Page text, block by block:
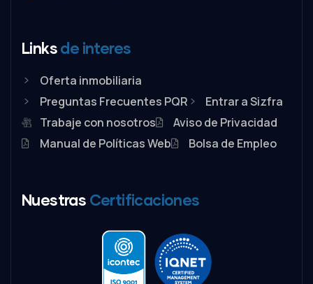
Linksde interes
Oferta inmobiliaria
Preguntas Frecuentes PQR
Entrar a Sizfra
Trabaje con nosotros
Aviso de Privacidad
Manual de Políticas Web
Bolsa de Empleo
Nuestras Certificaciones